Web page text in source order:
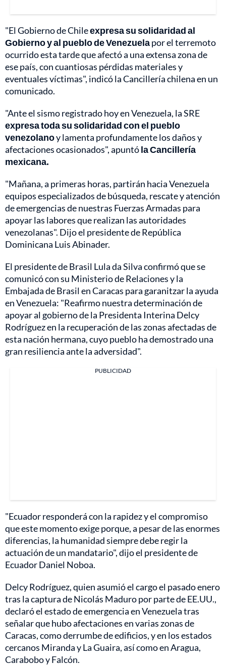
"El Gobierno de Chileexpresa su solidaridad al
Gobierno y al pueblo de Venezuelapor el terremoto
ocurrido esta tarde que afectó a una extensa zona de
ese país, con cuantiosas pérdidas materiales y
eventuales víctimas", indicó la Cancillería chilena en un
comunicado.
"Ante el sismo registrado hoy en Venezuela, la SRE
expresa toda su solidaridad con el pueblo
venezolanoy lamenta profundamente los daños y
afectaciones ocasionados", apuntóla Cancillería
mexicana.
"Mañana, a primeras horas, partirán hacia Venezuela
equipos especializados de búsqueda, rescate y atención
de emergencias de nuestras Fuerzas Armadas para
apoyar las labores que realizan las autoridades
venezolanas". Dijo el presidente de República
Dominicana Luis Abinader.
El presidente de Brasil Lula da Silva confirmó que se
comunicó con su Ministerio de Relaciones y la
Embajada de Brasil en Caracas para garanitzar la ayuda
en Venezuela: "Reafirmo nuestra determinación de
apoyar al gobierno de la Presidenta Interina Delcy
Rodríguez en la recuperación de las zonas afectadas de
esta nación hermana, cuyo pueblo ha demostrado una
gran resiliencia ante la adversidad".
PUBLICIDAD
"Ecuador responderá con la rapidez y el compromiso
que este momento exige porque, a pesar de las enormes
diferencias, la humanidad siempre debe regir la
actuación de un mandatario", dijo el presidente de
Ecuador Daniel Noboa.
Delcy Rodríguez, quien asumió el cargo el pasado enero
tras la captura de Nicolás Maduro por parte de EE.UU.,
declaró el estado de emergencia en Venezuela tras
señalar que hubo afectaciones en varias zonas de
Caracas, como derrumbe de edificios, y en los estados
cercanos Miranda y La Guaira, así como en Aragua,
Carabobo y Falcón.